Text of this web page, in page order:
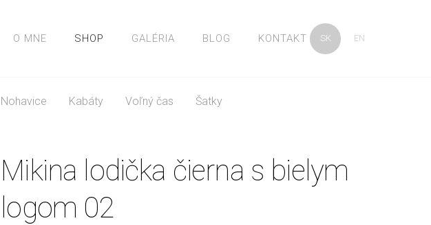
O MNE SHOP GALÉRIA BLOG KONTAKT SK EN
Nohavice Kabáty Voľný čas Šatky
Mikina lodička čierna s bielym
logom 02